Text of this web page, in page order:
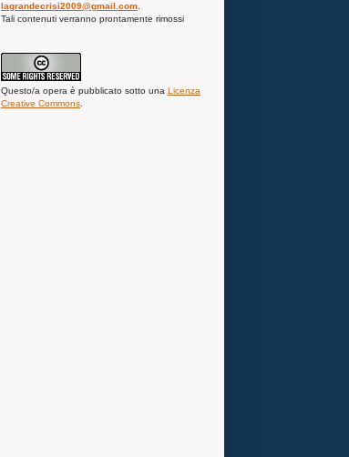
lagrandecrisi2009@gmail.com
Tali contenuti verranno prontamente rimossi
Questo/a opera è pubblicato sotto una Licenza
Creative Commons